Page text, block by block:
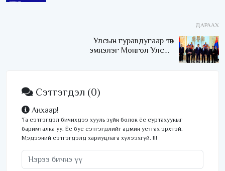
ДАРААХ
Улсын гуравдугаар төв
эмнэлэг Монгол Улсын
Сэтгэгдэл (0)
Анхаар!
Та сэтгэгдэл бичихдээ хууль зүйн болон ёс суртахууныг
баримтална уу. Ёс бус сэтгэгдлийг админ устгах эрхтэй.
Мэдээний сэтгэгдэлд хариуцлага хүлээхгүй. !!!